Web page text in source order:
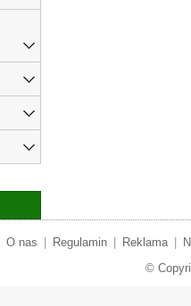
O nas Regulamin Reklama
©